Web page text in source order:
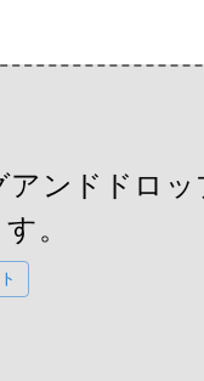
ンドドロッ
。